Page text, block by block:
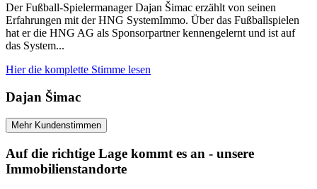
Der Fußball-Spielermanager Dajan Šimac erzählt von seinen
Erfahrungen mit der HNG SystemImmo. Über das Fußballspielen
hat er die HNG AG als Sponsorpartner kennengelernt und ist auf
das System...
Hier die komplette Stimme lesen
Dajan Šimac
Mehr Kundenstimmen
Auf die richtige Lage kommt es an - unsere
Immobilienstandorte